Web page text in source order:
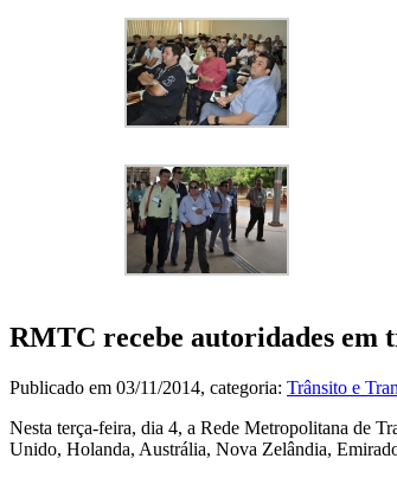
RMTC recebe autoridades em
Publicado em 03/11/2014, categoria: Trânsito e
Nesta terça-feira, dia 4, a Rede Metropolitana de
Unido, Holanda, Austrália, Nova Zelândia,